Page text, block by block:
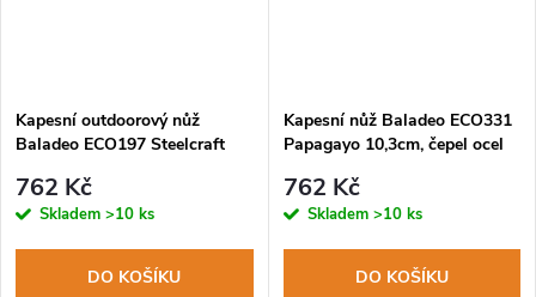
Kapesní outdoorový nůž
Baladeo ECO197 Steelcraft
rukojeť nerezová ocel
762 Kč
Skladem >10 ks
DO KOŠÍKU
Kapesní nůž Baladeo ECO331
Papagayo 10,3cm, čepel ocel
762 Kč
Skladem >10 ks
DO KOŠÍKU